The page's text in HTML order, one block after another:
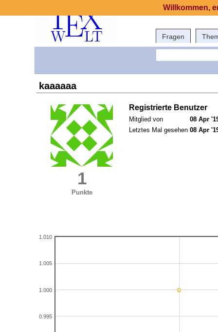
Fragen
kaaaaaa
1
Punkte
Registrierte Benutzer
Mitglied von
08 Apr
Letztes Mal gesehen 08 Apr
0.995
1.000
1.005
1.010
Willkommen,